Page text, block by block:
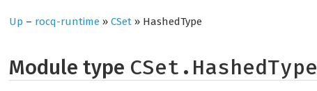
Up – rocq-runtime »CSet » HashedType
Module type CSet.HashedType